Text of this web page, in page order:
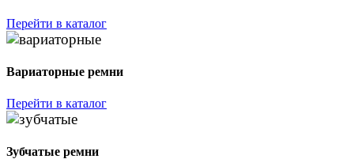
Перейти в каталог
Вариаторные ремни
Перейти в каталог
Зубчатые ремни